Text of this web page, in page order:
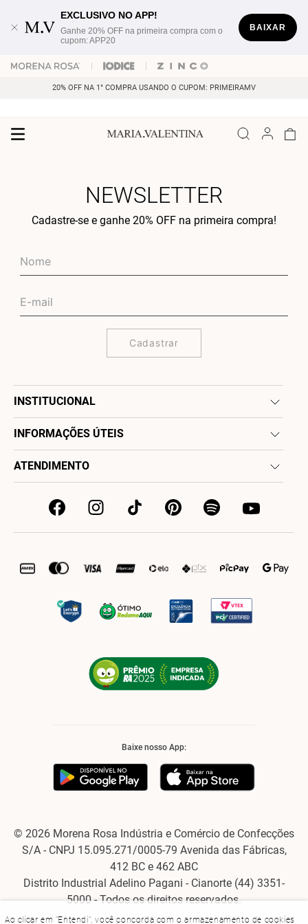
Ao clicar em "Entendi", você concorda com o armazenamento de cookies
EXCLUSIVO NO APP!
Ganhe 20% OFF na primeira compra com o
cupom: APP20
BAIXAR
20% OFF NA 1° COMPRA USANDO O CUPOM: PRIMEIRAMV
NEWSLETTER
Cadastre-se e ganhe 20% OFF na primeira compra!
Cadastrar
INSTITUCIONAL
INFORMAÇÕES ÚTEIS
ATENDIMENTO
Baixe nosso App:
© 2026 Morena Rosa Indústria e Comércio de Confecções
S/A - CNPJ 15.095.271/0005-79 Avenida das Fábricas,
412 BC e 462 ABC
Distrito Industrial Adelino Pagani - Cianorte (44) 3351-
5000 - Todos os direitos reservados.